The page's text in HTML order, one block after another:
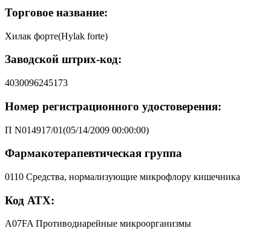
Торговое название:
Хилак форте(Hylak forte)
Заводской штрих-код:
4030096245173
Номер регистрационного удостоверения:
П N014917/01(05/14/2009 00:00:00)
Фармакотерапевтическая группа
0110 Средства, нормализующие микрофлору кишечника
Код АТХ:
A07FA Противодиарейные микроорганизмы